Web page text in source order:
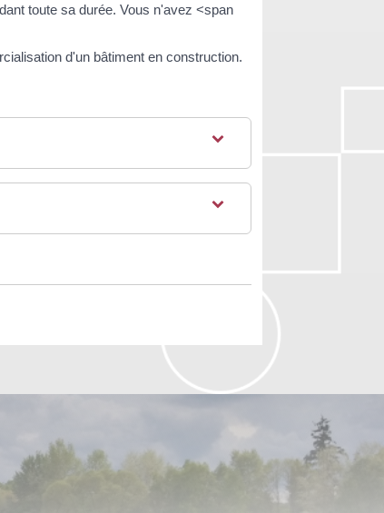
toute sa durée. Vous n'avez <span
d'un bâtiment en construction.